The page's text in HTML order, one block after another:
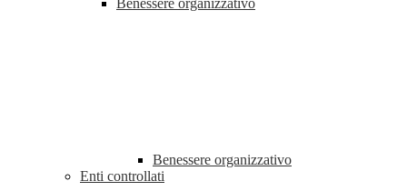
Benessere organizzativo
Benessere organizzativo
Enti controllati